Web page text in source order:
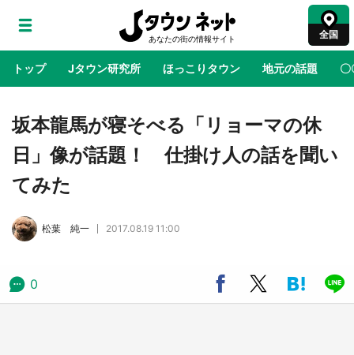
全国
トップ Jタウン研究所 ほっこりタウン 地元の話題 〇
地域×二次元 絶景 あの時はありがとう 物語がはじ
坂本龍馬が寝そべる「リョーマの休
日」像が話題！ 仕掛け人の話を聞い
てみた
松葉 純一 2017.08.19 11:00
0